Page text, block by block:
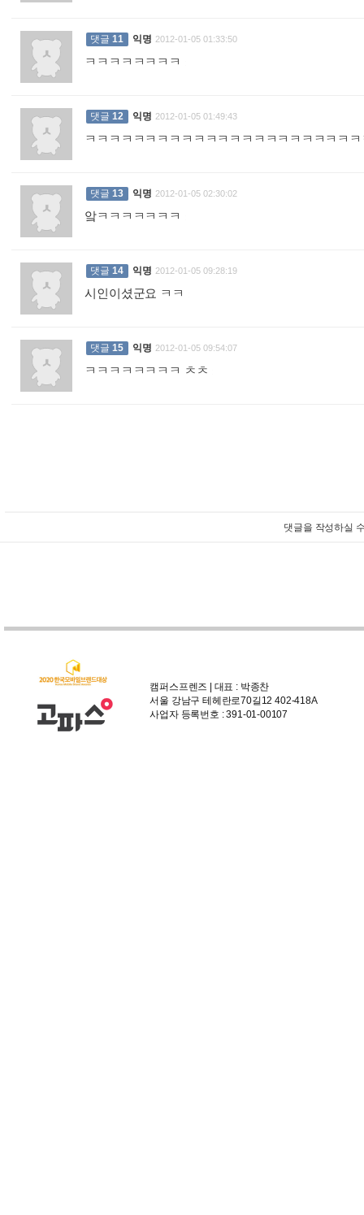
댓글 11 익명 2012-01-05 01:33:50
ㅋㅋㅋㅋㅋㅋㅋㅋ
댓글 12 익명 2012-01-05 01:49:43
ㅋㅋㅋㅋㅋㅋㅋㅋㅋㅋㅋㅋㅋㅋㅋㅋㅋㅋㅋㅋㅋㅋ
댓글 13 익명 2012-01-05 02:30:02
앜ㅋㅋㅋㅋㅋㅋㅋ
댓글 14 익명 2012-01-05 09:28:19
시인이셨군요 ㅋㅋ
댓글 15 익명 2012-01-05 09:54:07
ㅋㅋㅋㅋㅋㅋㅋㅋ ㅊㅊ
댓글을 작성하실
캠퍼스프렌즈 | 대표 : 박종찬
서울 강남구 테헤란로70길12 402-418A
사업자 등록번호 : 391-01-00107